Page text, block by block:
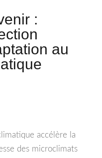
:
au
accélère la
des microclimats